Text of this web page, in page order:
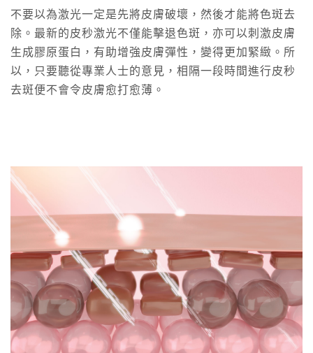
不要以為激光一定是先將皮膚破壞，然後才能將色斑去
除。最新的皮秒激光不僅能擊退色斑，亦可以刺激皮膚
生成膠原蛋白，有助增強皮膚彈性，變得更加緊緻。所
以，只要聽從專業人士的意見，相隔一段時間進行皮秒
去斑便不會令皮膚愈打愈薄。